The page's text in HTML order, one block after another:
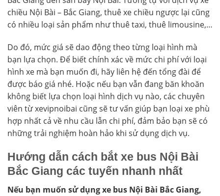
chiều Nội Bài – Bắc Giang, thuê xe chiều ngược lại cũng
có nhiều loại sản phẩm như thuê taxi, thuê limousine,…
Do đó, mức giá sẽ dao động theo từng loại hình mà
bạn lựa chọn. Để biết chính xác về mức chi phí với loại
hình xe mà bạn muốn đi, hãy liên hệ đến tổng đài để
được báo giá nhé. Hoặc nếu bạn vẫn đang băn khoăn
không biết lựa chọn loại hình dịch vụ nào, các chuyên
viên từ xevipnoibai cũng sẽ tư vấn giúp bạn loại xe phù
hợp nhất cả về nhu cầu lẫn chi phí, đảm bảo bạn sẽ có
những trải nghiệm hoàn hảo khi sử dụng dịch vụ.
Hướng dẫn cách bắt xe bus Nội Bài
Bắc Giang các tuyến nhanh nhất
Nếu bạn muốn sử dụng xe bus Nội Bài Bắc Giang,